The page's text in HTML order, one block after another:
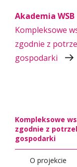
Akademia WSB
Kompleksowe
zgodnie z
gospodarki
Kompleksowe
zgodnie z
gospodarki
O projekcie